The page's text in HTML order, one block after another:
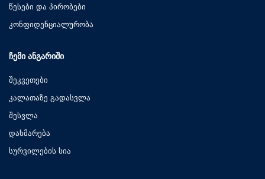
წესები და პირობები
კონფიდენციალურობა
ᲩᲔᲛᲘ ᲐᲜᲒᲐᲠᲘᲨᲘ
შეკვეთები
კალათაზე გადასვლა
შესვლა
დახმარება
სურვილების სია